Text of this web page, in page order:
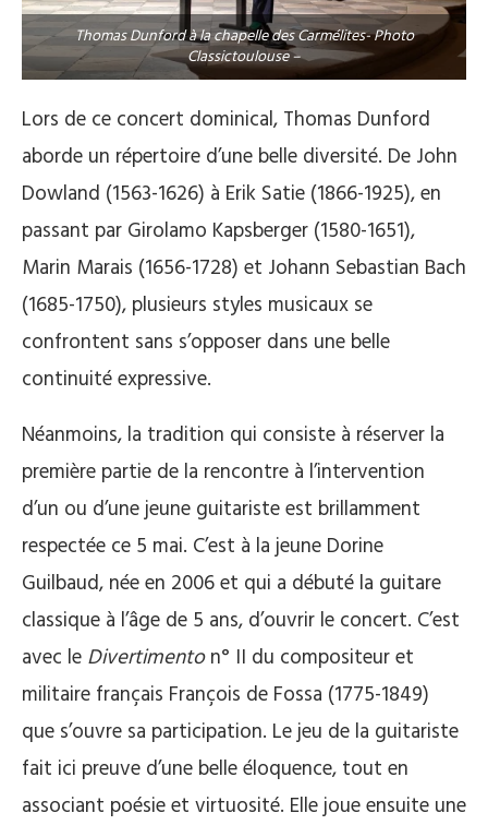
Thomas Dunford à la chapelle des Carmélites- Photo
Classictoulouse –
Lors de ce concert dominical, Thomas Dunford
aborde un répertoire d’une belle diversité. De John
Dowland (1563-1626) à Erik Satie (1866-1925), en
passant par Girolamo Kapsberger (1580-1651),
Marin Marais (1656-1728) et Johann Sebastian Bach
(1685-1750), plusieurs styles musicaux se
confrontent sans s’opposer dans une belle
continuité expressive.
Néanmoins, la tradition qui consiste à réserver la
première partie de la rencontre à l’intervention
d’un ou d’une jeune guitariste est brillamment
respectée ce 5 mai. C’est à la jeune Dorine
Guilbaud, née en 2006 et qui a débuté la guitare
classique à l’âge de 5 ans, d’ouvrir le concert. C’est
avec le Divertimenton° II du compositeur et
militaire français François de Fossa (1775-1849)
que s’ouvre sa participation. Le jeu de la guitariste
fait ici preuve d’une belle éloquence, tout en
associant poésie et virtuosité. Elle joue ensuite une